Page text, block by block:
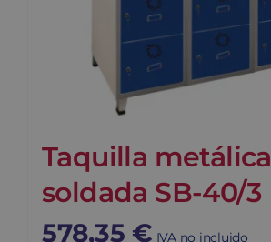
Taquilla metálica
soldada SB-40/3
578,35 € IVA no incluido